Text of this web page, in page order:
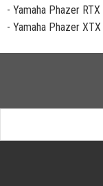
- Yamaha Phazer RTX
- Yamaha Phazer XTX